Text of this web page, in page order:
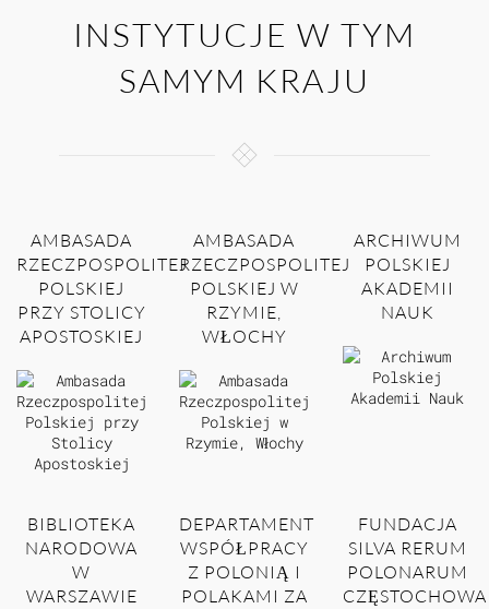
INSTYTUCJE W TYM
SAMYM KRAJU
AMBASADA
RZECZPOSPOLITEJ
POLSKIEJ
PRZY STOLICY
APOSTOSKIEJ
AMBASADA
RZECZPOSPOLITEJ
POLSKIEJ W
RZYMIE,
WŁOCHY
ARCHIWUM
POLSKIEJ
AKADEMII
NAUK
BIBLIOTEKA
NARODOWA
W
WARSZAWIE
DEPARTAMENT
WSPÓŁPRACY
Z POLONIĄ I
POLAKAMI ZA
FUNDACJA
SILVA RERUM
POLONARUM
CZĘSTOCHOWA